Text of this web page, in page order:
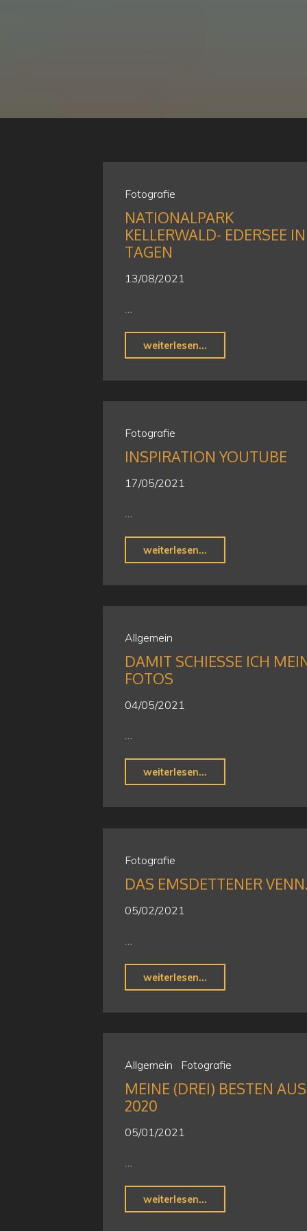
Fotografie
NATIONALPARK
KELLERWALD- EDERSEE
TAGEN
13/08/2021
…
weiterlesen...
Edersee
in
Fotografie
INSPIRATION YOUTUBE
17/05/2021
…
weiterlesen...
Allgemein
DAMIT SCHIESSE ICH
OTOS
04/05/2021
…
weiterlesen...
ich
meine
Fotografie
DAS EMSDETTENER
05/02/2021
weiterlesen...
Venn…"
Allgemein Fotografie
MEINE (DREI) BESTEN AUS
2020
05/01/2021
weiterlesen...